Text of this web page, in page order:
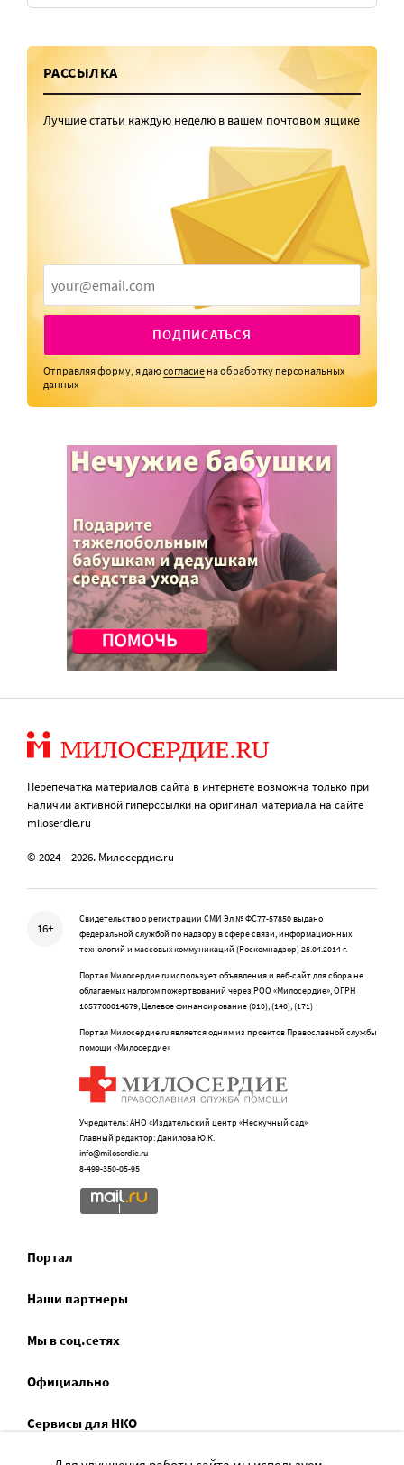
РАССЫЛКА
Лучшие статьи каждую неделю в вашем почтовом ящике
ПОДПИСАТЬСЯ
Отправляя форму, я даюсогласие на обработку персональных
данных
Перепечатка материалов сайта в интернете возможна только при
наличии активной гиперссылки на оригинал материала на сайте
miloserdie.ru
© 2024 – 2026. Милосердие.ru
16+
Свидетельство о регистрации СМИ Эл № ФС77-57850 выдано
федеральной службой по надзору в сфере связи, информационных
технологий и массовых коммуникаций (Роскомнадзор) 25.04.2014 г.
Портал Милосердие.ru использует объявления и веб-сайт для сбора не
облагаемых налогом пожертвований через РОО «Милосердие», ОГРН
1057700014679, Целевое финансирование (010), (140), (171)
Портал Милосердие.ru является одним из проектов Православной службы
помощи «Милосердие»
Учредитель: АНО «Издательский центр «Нескучный сад»
Главный редактор: Данилова Ю.К.
info@miloserdie.ru
8-499-350-05-95
Портал
Наши партнеры
Мы в соц.сетях
Официально
Сервисы для НКО